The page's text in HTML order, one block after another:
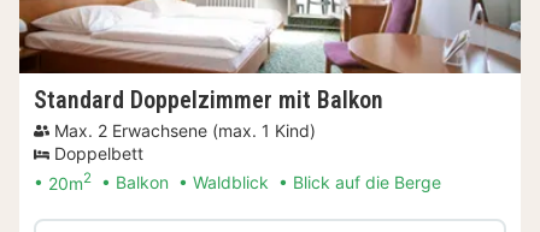
Standard Doppelzimmer mit Balkon
Max. 2 Erwachsene (max. 1 Kind)
Doppelbett
20m2 Balkon Waldblick Blick auf die Berge